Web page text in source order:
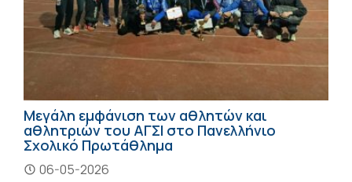
Μεγάλη εμφάνιση των αθλητών και
αθλητριών του ΑΓΣΙ στο Πανελλήνιο
Σχολικό Πρωτάθλημα
06-05-2026